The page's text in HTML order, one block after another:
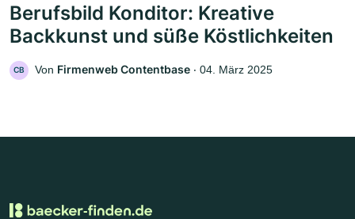
Berufsbild Konditor: Kreative
Backkunst und süße Köstlichkeiten
CB Von Firmenweb Contentbase ‧ 04. März 2025